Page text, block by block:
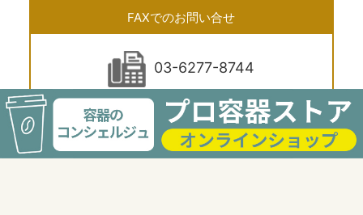
FAXでのお問い合せ
03-6277-8744
24時間受付